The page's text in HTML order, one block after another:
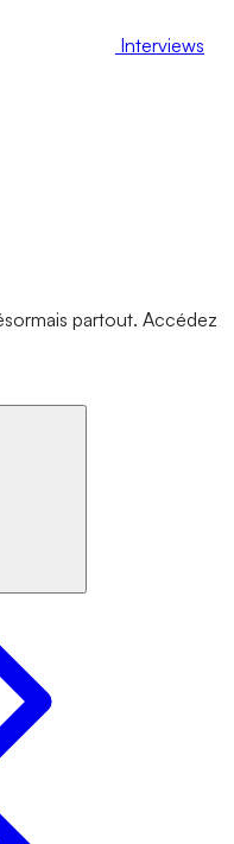
Interviews
partout. Accédez